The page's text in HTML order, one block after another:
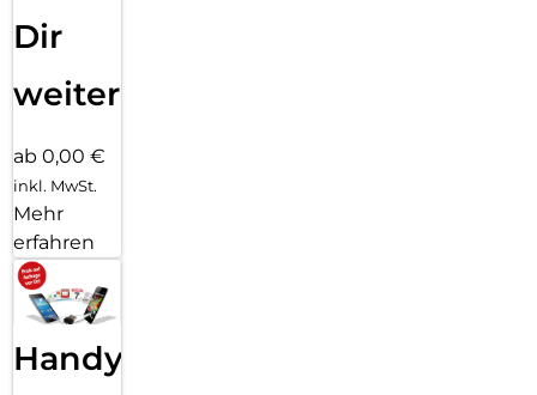
Dir
weiter
ab 0,00 €
inkl. MwSt.
Mehr
erfahren
Handy